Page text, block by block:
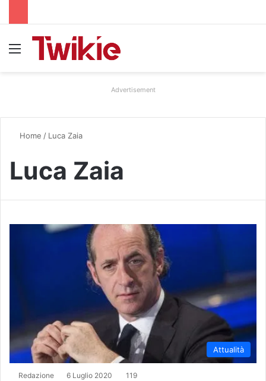
Advertisement
Home / Luca Zaia
Luca Zaia
Attualità
Redazione 6 Luglio 2020 119